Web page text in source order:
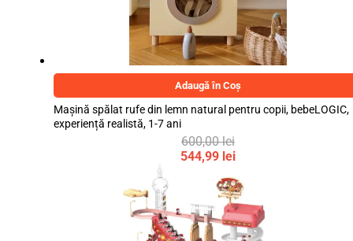
Adaugă în Coș
Mașină spălat rufe din lemn natural pentru copii, bebeLOGIC,
experiență realistă, 1-7 ani
600,00lei
Prețul
fost:
600,00 lei.
544,99 lei
curent
este:
544,99 lei.